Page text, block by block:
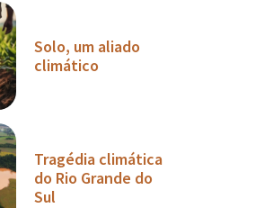
Solo, um aliado
climático
Tragédia climática
do Rio Grande do
Sul